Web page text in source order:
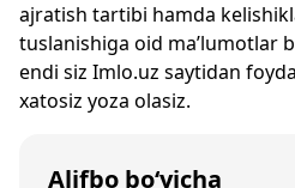
ajratish tartibi hamda
tuslanishiga oid ma’lumotlar
endi siz Imlo.uz saytidan
xatosiz yoza olasiz.
Alifbo bo‘yicha